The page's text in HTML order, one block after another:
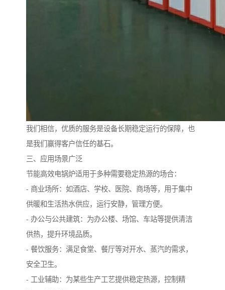
我们相信，优质的服务是设备长期稳定运行的保障，也
是我们赢得客户信任的基石。
三、应用场景广泛
节能高效电锅炉适用于多种需要稳定热源的场合：
- 商业场所：如酒店、学校、医院、商场等，用于集中
供暖和生活热水供应，运行安静，管理方便。
- 办公与公共建筑：为办公楼、场馆、车站等提供清洁
供热，提升环境品质。
- 餐饮服务：满足食堂、餐厅等对开水、蒸汽的需求，
安全卫生。
- 工业辅助：为某些生产工艺提供稳定热源，控制精